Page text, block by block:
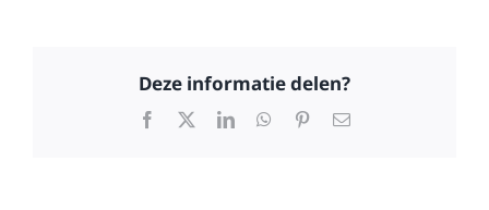
Deze informatie delen?
Facebook LinkedInWhatsApp
PinterestEmail